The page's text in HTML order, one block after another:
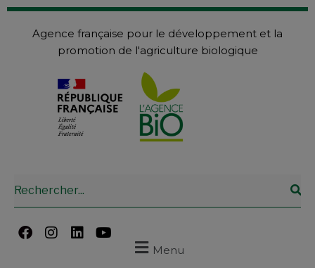
Agence française pour le développement et la
promotion de l'agriculture biologique
Menu